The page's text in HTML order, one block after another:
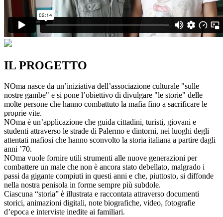
IL PROGETTO
NOma nasce da un’iniziativa dell’associazione culturale "sulle
nostre gambe" e si pone l’obiettivo di divulgare "le storie" delle
molte persone che hanno combattuto la mafia fino a sacrificare le
proprie vite.
NOma è un’applicazione che guida cittadini, turisti, giovani e
studenti attraverso le strade di Palermo e dintorni, nei luoghi degli
attentati mafiosi che hanno sconvolto la storia italiana a partire dagli
anni ’70.
NOma vuole fornire utili strumenti alle nuove generazioni per
combattere un male che non è ancora stato debellato, malgrado i
passi da gigante compiuti in questi anni e che, piuttosto, si diffonde
nella nostra penisola in forme sempre più subdole.
Ciascuna “storia” è illustrata e raccontata attraverso documenti
storici, animazioni digitali, note biografiche, video, fotografie
d’epoca e interviste inedite ai familiari.